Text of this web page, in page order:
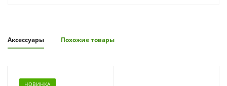
Аксессуары Похожие товары
НОВИНКА